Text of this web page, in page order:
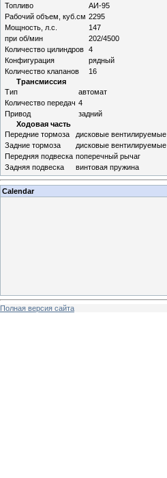
Топливо
АИ-95
Рабочий объем, куб.см 2295
Мощность, л.с.
147
при об/мин
202/4500
Количество цилиндров 4
Конфигурация
рядный
Количество клапанов
16
Трансмиссия
Тип
автомат
Количество передач 4
Привод
задний
Ходовая часть
Передние тормоза
дисковые вентилируемые
Задние тормоза
дисковые вентилируемые
Передняя подвеска поперечный рычаг
Задняя подвеска
винтовая пружина
Calendar
Полная версия сайта